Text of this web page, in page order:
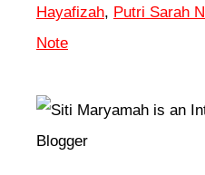
Hayafizah, Putri Sarah
Note